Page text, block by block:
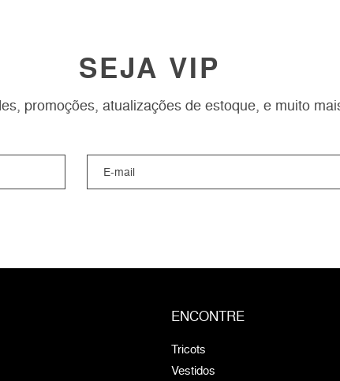
SEJA VIP
promoções, atualizações de estoque, e muito
ENCONTRE
Tricots
Vestidos